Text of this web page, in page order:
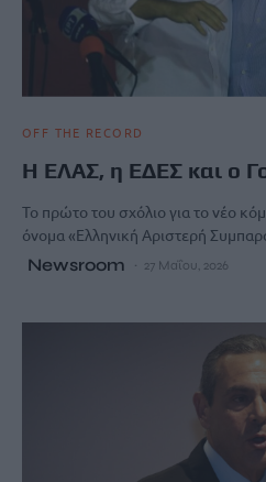
OFF THE RECORD
Η ΕΛΑΣ, η ΕΔΕΣ και ο
Το πρώτο του σχόλιο για το νέο
όνομα «Ελληνική Αριστερή
Newsroom 27 Μαΐου, 2026